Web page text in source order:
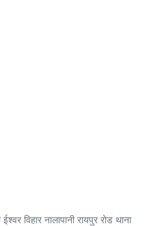
विहार नालापानी रायपुर रोड थाना